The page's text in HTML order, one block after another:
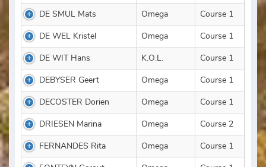
DE SMUL Mats
Omega
Course 1
DE WEL Kristel
Omega
Course 1
DE WIT Hans
K.O.L.
Course 1
DEBYSER Geert
Omega
Course 1
DECOSTER Dorien
Omega
Course 1
DRIESEN Marina
Omega
Course 2
FERNANDES Rita
Omega
Course 1